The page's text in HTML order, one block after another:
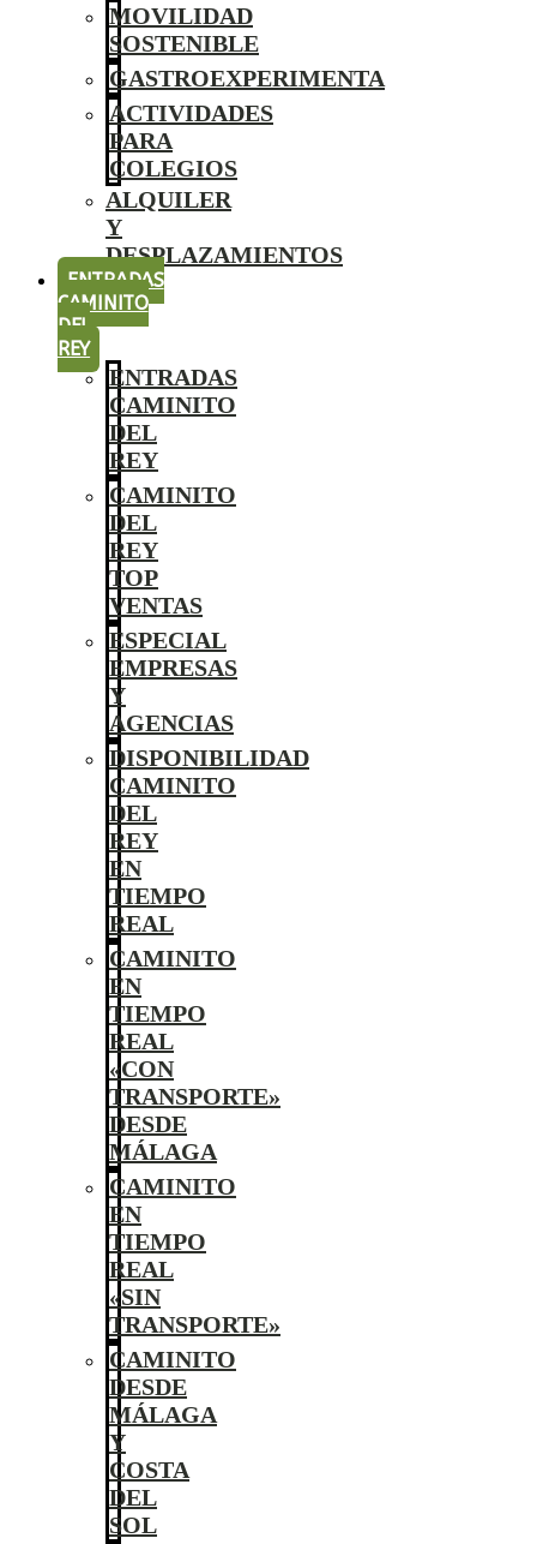
MOVILIDAD
SOSTENIBLE
GASTROEXPERIMENTA
ACTIVIDADES
PARA
COLEGIOS
ALQUILER
Y
DESPLAZAMIENTOS
ENTRADAS
CAMINITO
DEL
REY
ENTRADAS
CAMINITO
DEL
REY
CAMINITO
DEL
REY
TOP
VENTAS
ESPECIAL
EMPRESAS
Y
AGENCIAS
DISPONIBILIDAD
CAMINITO
DEL
REY
EN
TIEMPO
REAL
CAMINITO
EN
TIEMPO
REAL
«CON
TRANSPORTE»
DESDE
MÁLAGA
CAMINITO
EN
TIEMPO
REAL
«SIN
TRANSPORTE»
CAMINITO
DESDE
MÁLAGA
Y
COSTA
DEL
SOL